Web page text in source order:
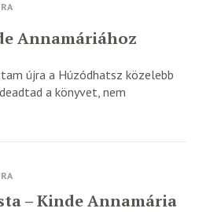
Annamáriához
újra a Húzódhatsz közelebb
a könyvet, nem
– Kinde Annamária